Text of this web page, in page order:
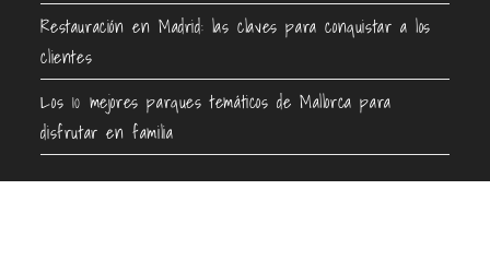
Restauración en Madrid: las claves para conquistar a los
clientes
Los 10 mejores parques temáticos de Mallorca para
disfrutar en familia